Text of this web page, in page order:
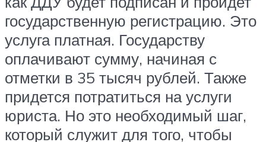
государственную регистрацию. Это
услуга платная. Государству
оплачивают сумму, начиная с
отметки в 35 тысяч рублей. Также
придется потратиться на услуги
юриста. Но это необходимый шаг,
который служит для того, чтобы